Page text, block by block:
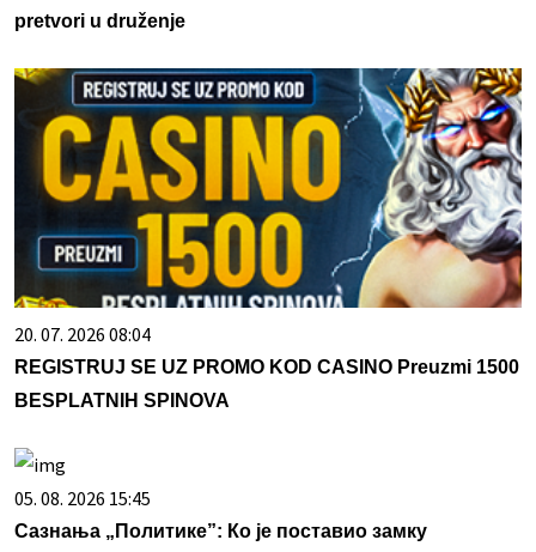
pretvori u druženje
20. 07. 2026 08:04
REGISTRUJ SE UZ PROMO KOD CASINO Preuzmi 1500
BESPLATNIH SPINOVA
05. 08. 2026 15:45
Сазнања „Политике”: Ко је поставио замку